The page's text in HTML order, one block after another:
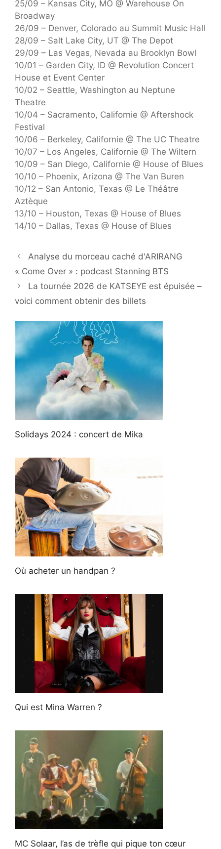
25/09 – Kansas City, MO @ Warehouse On
Broadway
26/09 – Denver, Colorado au Summit Music Hall
28/09 – Salt Lake City, UT @ The Depot
29/09 – Las Vegas, Nevada au Brooklyn Bowl
10/01 – Garden City, ID @ Revolution Concert
House et Event Center
10/02 – Seattle, Washington au Neptune
Theatre
10/04 – Sacramento, Californie @ Aftershock
Festival
10/06 – Berkeley, Californie @ The UC Theatre
10/07 – Los Angeles, Californie @ The Wiltern
10/09 – San Diego, Californie @ House of Blues
10/10 – Phoenix, Arizona @ The Van Buren
10/12 – San Antonio, Texas @ Le Théâtre
Aztèque
13/10 – Houston, Texas @ House of Blues
14/10 – Dallas, Texas @ House of Blues
Analyse du morceau caché d'ARIRANG
« Come Over » : podcast Stanning BTS
La tournée 2026 de KATSEYE est épuisée –
voici comment obtenir des billets
Solidays 2024 : concert de Mika
Où acheter un handpan ?
Qui est Mina Warren ?
MC Solaar, l’as de trèfle qui pique ton cœur